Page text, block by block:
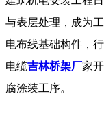
与表层处理，成为
电布线基础构件，
电缆吉林桥架厂家
腐涂装工序。